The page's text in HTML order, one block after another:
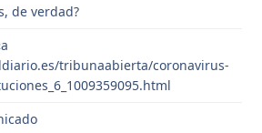
de verdad?
tribunaabierta/coronavirus-